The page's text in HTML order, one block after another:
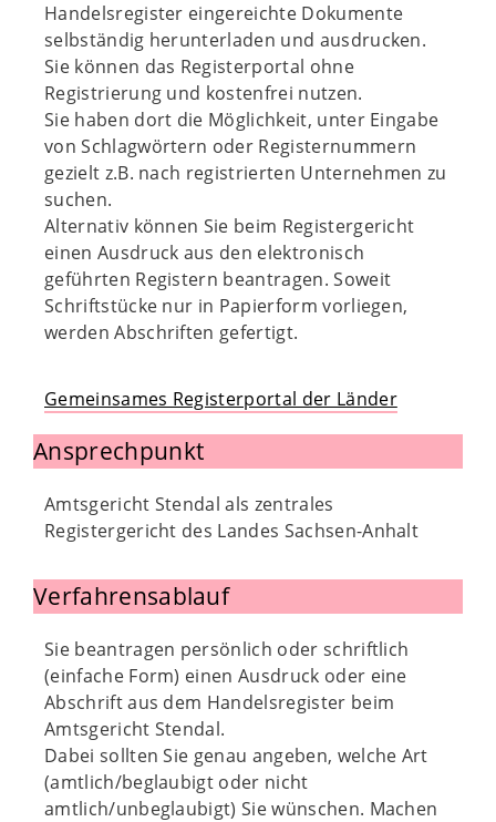
Handelsregister eingereichte Dokumente
selbständig herunterladen und ausdrucken.
Sie können das Registerportal ohne
Registrierung und kostenfrei nutzen.
Sie haben dort die Möglichkeit, unter Eingabe
von Schlagwörtern oder Registernummern
gezielt z.B. nach registrierten Unternehmen zu
suchen.
Alternativ können Sie beim Registergericht
einen Ausdruck aus den elektronisch
geführten Registern beantragen. Soweit
Schriftstücke nur in Papierform vorliegen,
werden Abschriften gefertigt.
Gemeinsames Registerportal der Länder
Ansprechpunkt
Amtsgericht Stendal als zentrales
Registergericht des Landes Sachsen-Anhalt
Verfahrensablauf
Sie beantragen persönlich oder schriftlich
(einfache Form) einen Ausdruck oder eine
Abschrift aus dem Handelsregister beim
Amtsgericht Stendal.
Dabei sollten Sie genau angeben, welche Art
(amtlich/beglaubigt oder nicht
amtlich/unbeglaubigt) Sie wünschen. Machen